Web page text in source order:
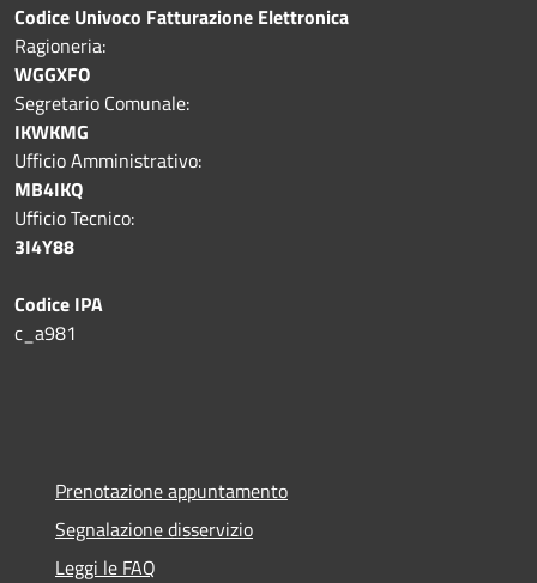
Codice Univoco Fatturazione Elettronica
Ragioneria:
WGGXFO
Segretario Comunale:
IKWKMG
Ufficio Amministrativo:
MB4IKQ
Ufficio Tecnico:
3I4Y88
Codice IPA
c_a981
Prenotazione appuntamento
Segnalazione disservizio
Leggi le FAQ